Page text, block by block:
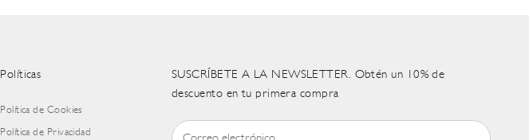
Políticas
Política de Cookies
Política de Privacidad
SUSCRÍBETE A LA NEWSLETTER. Obtén un 10% de
descuento en tu primera compra